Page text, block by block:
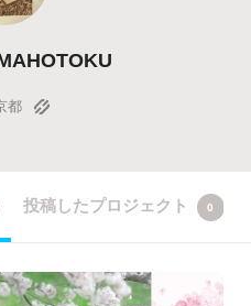
都
投稿したプロジェクト 0